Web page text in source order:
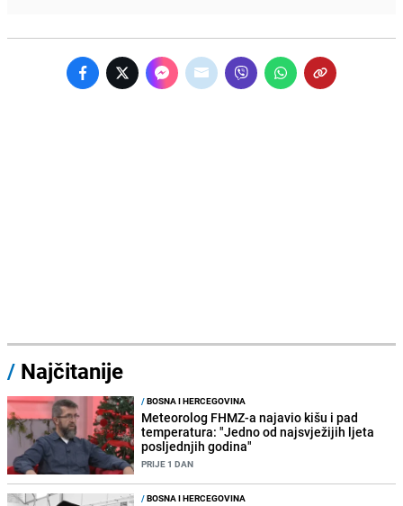
/ Najčitanije
/BOSNA I HERCEGOVINA
Meteorolog FHMZ-a najavio kišu i pad
temperatura: "Jedno od najsvježijih ljeta
posljednjih godina"
PRIJE 1 DAN
/BOSNA I HERCEGOVINA